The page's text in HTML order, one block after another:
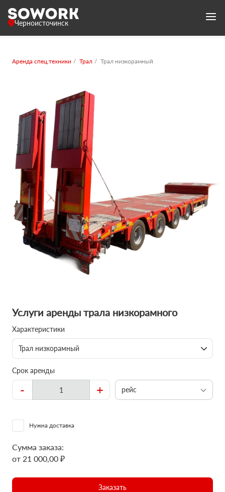
Черноисточинск
Аренда спец.техники Трал Трал низкорамный
Услуги аренды трала низкорамного
Характеристики
Трал низкорамный
Срок аренды
- + рейс
Нужна доставка
Сумма заказа:
от 21 000,00 ₽
Заказать